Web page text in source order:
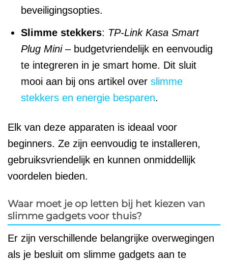
beveiligingsopties.
Slimme stekkers: TP-Link Kasa Smart
Plug Mini– budgetvriendelijk en eenvoudig
te integreren in je smart home. Dit sluit
mooi aan bij ons artikel over slimme
stekkers en energie besparen.
Elk van deze apparaten is ideaal voor
beginners. Ze zijn eenvoudig te installeren,
gebruiksvriendelijk en kunnen onmiddellijk
voordelen bieden.
Waar moet je op letten bij het kiezen van
slimme gadgets voor thuis?
Er zijn verschillende belangrijke overwegingen
als je besluit om slimme gadgets aan te